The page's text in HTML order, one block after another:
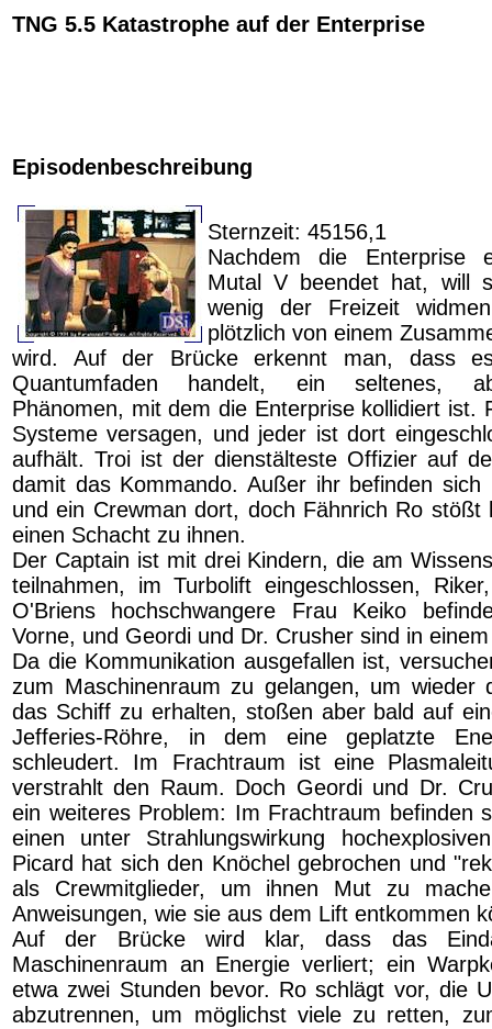
TNG 5.5 Katastrophe auf der Enterprise
Episodenbeschreibung
Sternzeit: 45156,1
Nachdem die Enterprise
Mutal V beendet hat, will
wenig der Freizeit
plötzlich von einem
wird. Auf der Brücke erkennt man, dass
Quantumfaden handelt, ein seltenes,
Phänomen, mit dem die Enterprise kollidiert ist.
Systeme versagen, und jeder ist dort
aufhält. Troi ist der dienstälteste Offizier auf
damit das Kommando. Außer ihr befinden sich
und ein Crewman dort, doch Fähnrich Ro stößt
einen Schacht zu ihnen.
Der Captain ist mit drei Kindern, die am
teilnahmen, im Turbolift eingeschlossen,
O'Briens hochschwangere Frau Keiko
Vorne, und Geordi und Dr. Crusher sind in
Da die Kommunikation ausgefallen ist,
zum Maschinenraum zu gelangen, um wieder
das Schiff zu erhalten, stoßen aber bald auf
Jefferies-Röhre, in dem eine geplatzte
schleudert. Im Frachtraum ist eine
verstrahlt den Raum. Doch Geordi und Dr.
ein weiteres Problem: Im Frachtraum befinden
einen unter Strahlungswirkung
Picard hat sich den Knöchel gebrochen und
als Crewmitglieder, um ihnen Mut zu
Anweisungen, wie sie aus dem Lift entkommen
Auf der Brücke wird klar, dass das
Maschinenraum an Energie verliert; ein
etwa zwei Stunden bevor. Ro schlägt vor, die
abzutrennen, um möglichst viele zu retten,